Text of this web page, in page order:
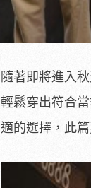
隨著即將進入
輕鬆穿出符合
適的選擇，此